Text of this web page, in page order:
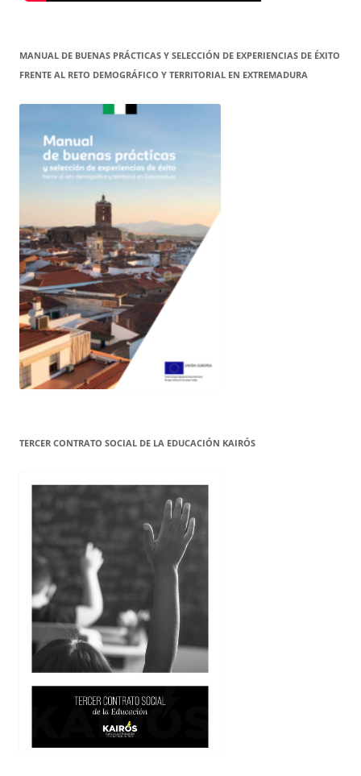
MANUAL DE BUENAS PRÁCTICAS Y SELECCIÓN DE EXPERIENCIAS DE ÉXITO
FRENTE AL RETO DEMOGRÁFICO Y TERRITORIAL EN EXTREMADURA
TERCER CONTRATO SOCIAL DE LA EDUCACIÓN KAIRÓS